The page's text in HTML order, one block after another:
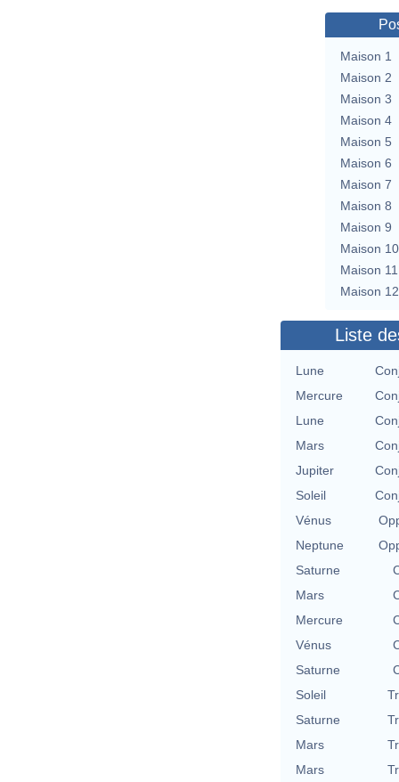
Maison 1
Maison 2
Maison 3
Maison 4
Maison 5
Maison 6
Maison 7
Maison 8
Maison 9
Maison 10
Maison 11
Maison 12
Liste
Lune
Mercure
Lune
Mars
Jupiter
Soleil
Vénus
Neptune
Saturne
Mars
Mercure
Vénus
Saturne
Soleil
Saturne
Mars
Mars